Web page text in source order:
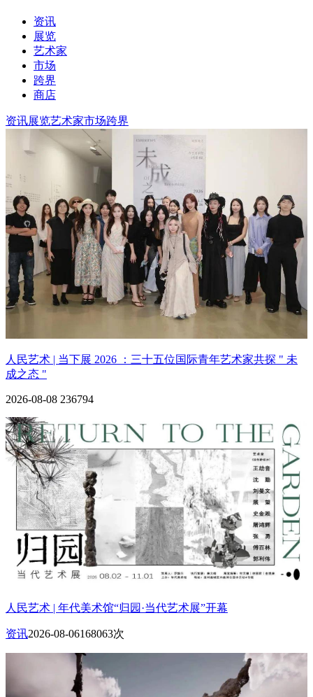
资讯
展览
艺术家
市场
跨界
商店
资讯展览艺术家市场跨界
人民艺术 | 当下展 2026 ：三十五位国际青年艺术家共探 " 未
成之态 "
2026-08-08 236794
人民艺术 | 年代美术馆“归园·当代艺术展”开幕
资讯2026-08-06168063次